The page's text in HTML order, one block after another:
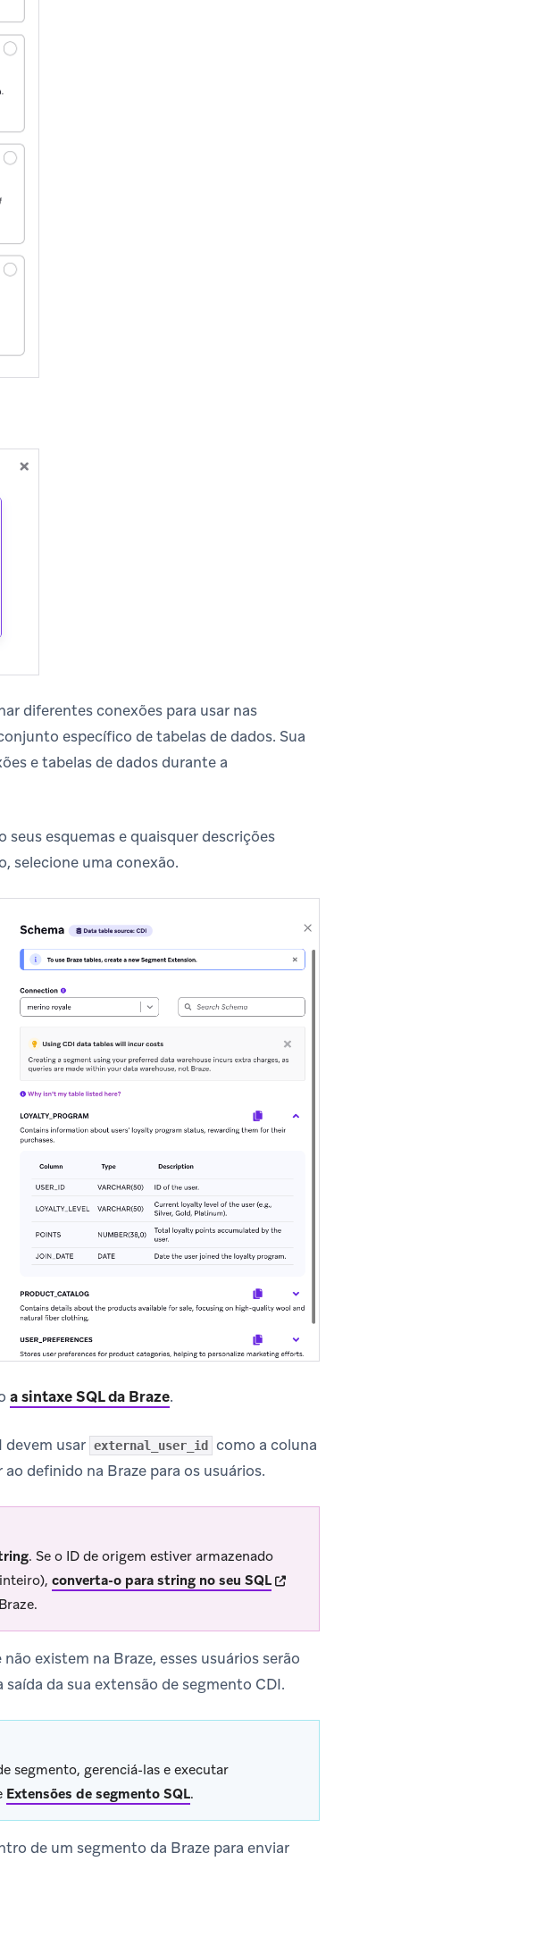
diferentes conexões para usar nas
específico de tabelas de dados. Sua
e tabelas de dados durante a
seus esquemas e quaisquer descrições
selecione uma conexão.
a sintaxe SQL da Braze.
devem usar external_user_id
como a coluna
definido na Braze para os usuários.
. Se o ID de origem estiver armazenado
converta-o para string no seu SQL(opens in new tab)
existem na Braze, esses usuários serão
da sua extensão de segmento CDI.
segmento, gerenciá-las e executar
Extensões de segmento SQL.
de um segmento da Braze para enviar